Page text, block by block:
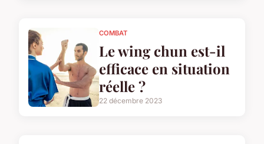
COMBAT
Le wing chun est-il
efficace en situation
réelle ?
22 décembre 2023